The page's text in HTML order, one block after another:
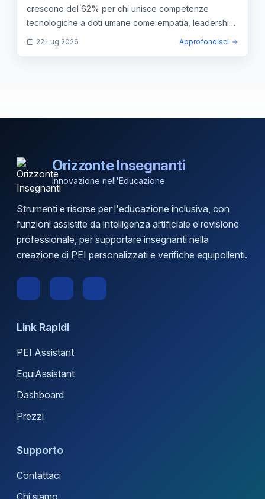
crescono del 62% per chi unisce competenze
tecnologiche a doti umane come empatia, leadership
e creatività.
22 Lug 2026 Approfondisci
Orizzonte Insegnanti
Innovazione nell'Educazione
Strumenti e risorse per l'educazione inclusiva, con
funzioni assistite da intelligenza artificiale e revisione
professionale, per supportare insegnanti nella
creazione di PEI personalizzati e verifiche equipollenti.
Link Rapidi
PEI Assistant
EquiAssistant
Dashboard
Prezzi
Supporto
Contattaci
Chi siamo